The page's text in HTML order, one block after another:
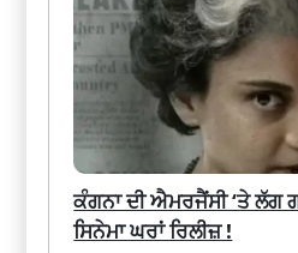
ਕੰਗਨਾ ਦੀ ਐਮਰਜੈਂਸੀ ‘ਤੇ ਲੱਗ
ਸਿਨੇਮਾ ਘਰਾਂ ਰਿਲੀਜ਼ !